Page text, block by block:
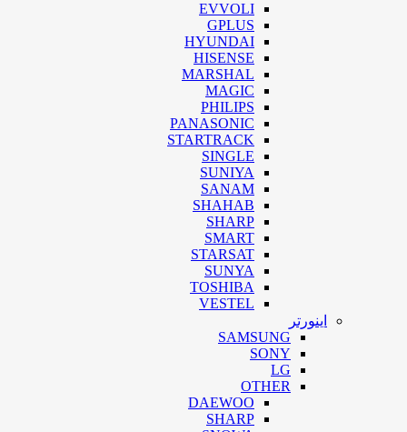
EVVOLI
GPLUS
HYUNDAI
HISENSE
MARSHAL
MAGIC
PHILIPS
PANASONIC
STARTRACK
SINGLE
SUNIYA
SANAM
SHAHAB
SHARP
SMART
STARSAT
SUNYA
TOSHIBA
VESTEL
اینورتر
SAMSUNG
SONY
LG
OTHER
DAEWOO
SHARP